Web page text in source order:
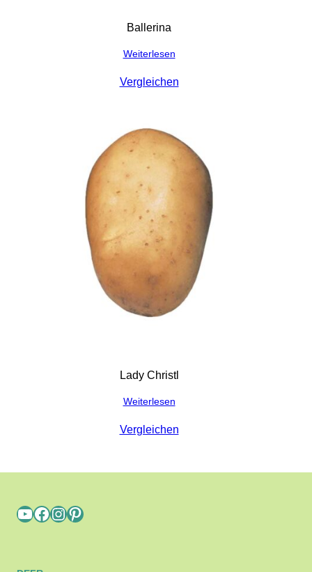
Ballerina
Weiterlesen
Vergleichen
Lady Christl
Weiterlesen
Vergleichen
YouTube Facebook InstagramPinterest